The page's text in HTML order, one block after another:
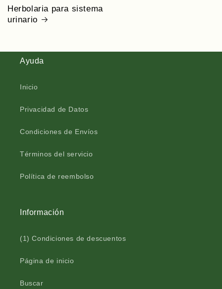
Herbolaria para sistema
urinario
Ayuda
Inicio
Privacidad de Datos
Condiciones de Envíos
Términos del servicio
Política de reembolso
Información
(1) Condiciones de descuentos
Página de inicio
Buscar